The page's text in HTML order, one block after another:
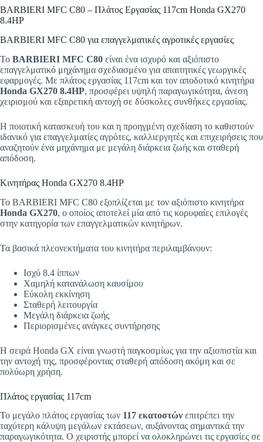
BARBIERI MFC C80 – Πλάτος Εργασίας 117cm Honda GX270
8.4HP
BARBIERI MFC C80 για επαγγελματικές αγροτικές εργασίες
Το BARBIERI MFC C80 είναι ένα ισχυρό και αξιόπιστο
επαγγελματικό μηχάνημα σχεδιασμένο για απαιτητικές γεωργικές
εφαρμογές. Με πλάτος εργασίας 117cm και τον αποδοτικό κινητήρα
Honda GX270 8.4HP, προσφέρει υψηλή παραγωγικότητα, άνεση
χειρισμού και εξαιρετική αντοχή σε δύσκολες συνθήκες εργασίας.
Η ποιοτική κατασκευή του και η προηγμένη σχεδίαση το καθιστούν
ιδανικό για επαγγελματίες αγρότες, καλλιεργητές και επιχειρήσεις που
αναζητούν ένα μηχάνημα με μεγάλη διάρκεια ζωής και σταθερή
απόδοση.
Κινητήρας Honda GX270 8.4HP
Το BARBIERI MFC C80 εξοπλίζεται με τον αξιόπιστο κινητήρα
Honda GX270, ο οποίος αποτελεί μία από τις κορυφαίες επιλογές
στην κατηγορία των επαγγελματικών κινητήρων.
Τα βασικά πλεονεκτήματα του κινητήρα περιλαμβάνουν:
Ισχύ 8.4 ίππων
Χαμηλή κατανάλωση καυσίμου
Εύκολη εκκίνηση
Σταθερή λειτουργία
Μεγάλη διάρκεια ζωής
Περιορισμένες ανάγκες συντήρησης
Η σειρά Honda GX είναι γνωστή παγκοσμίως για την αξιοπιστία και
την αντοχή της, προσφέροντας σταθερή απόδοση ακόμη και σε
πολύωρη χρήση.
Πλάτος εργασίας 117cm
Το μεγάλο πλάτος εργασίας των 117 εκατοστών επιτρέπει την
ταχύτερη κάλυψη μεγάλων εκτάσεων, αυξάνοντας σημαντικά την
παραγωγικότητα. Ο χειριστής μπορεί να ολοκληρώνει τις εργασίες σε